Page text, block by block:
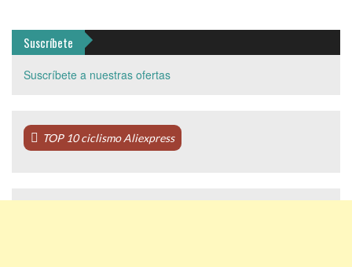
Suscríbete
Suscríbete a nuestras ofertas
TOP 10 ciclismo Aliexpress